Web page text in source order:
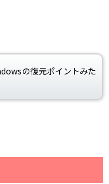
の復元ポイントみた